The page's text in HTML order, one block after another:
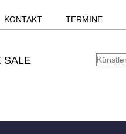
KONTAKT TERMINE
SALE